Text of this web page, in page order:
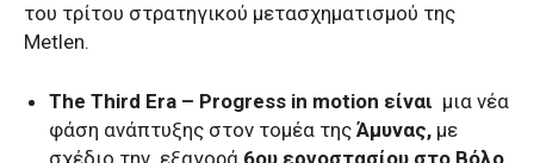
του τρίτου στρατηγικού μετασχηματισμού της
Metlen.
The Third Era – Progress in motion είναι μια νέα
φάση ανάπτυξης στον τομέα της Άμυνας, με
σχέδιο την εξαγορά 6ου εργοστασίου στο Βόλο